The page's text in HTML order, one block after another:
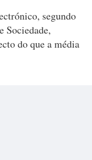
segundo
Sociedade,
do que a média